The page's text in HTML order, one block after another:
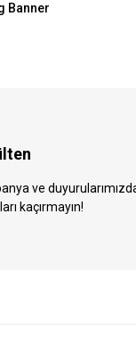
Banner
ve
kaçırmayın!